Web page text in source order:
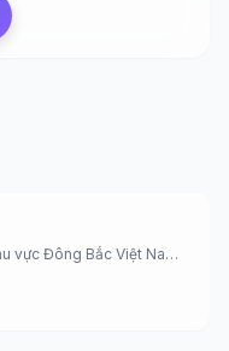
vực Đông Bắc Việt Nam.